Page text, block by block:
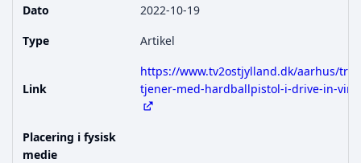
Dato
2022-10-19
Type
Artikel
Link
https://www.tv2ostjylland.dk/aarhus/
tjener-med-hardballpistol-i-drive-in-
Placering i fysisk
medie